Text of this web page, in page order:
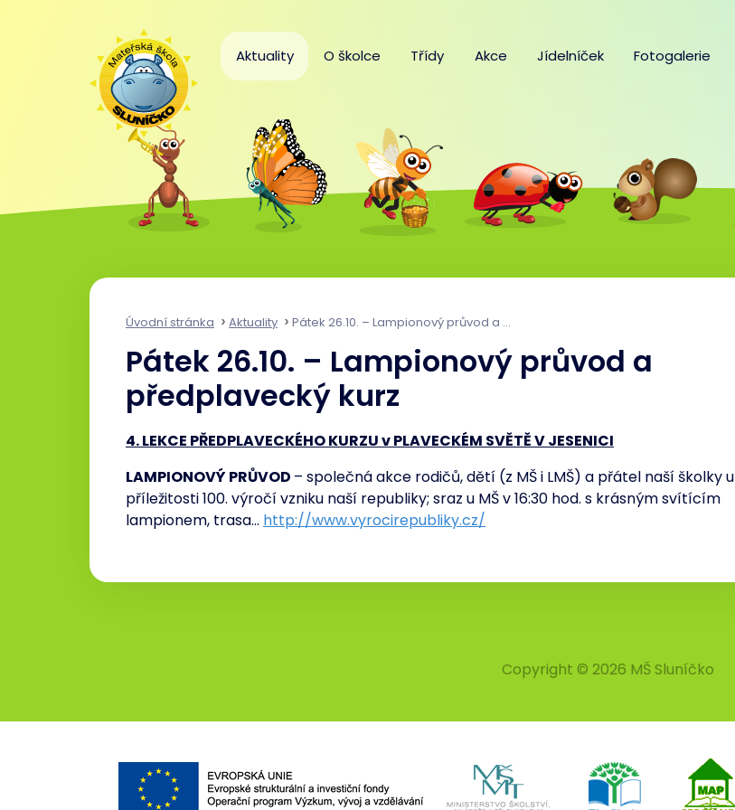
Aktuality O školce Třídy Akce Jídelníček Fotogalerie
Úvodní stránka Aktuality Pátek 26.10. – Lampionový průvod a předplavecký kurz
Pátek 26.10. – Lampionový průvod a
předplavecký kurz
4. LEKCE PŘEDPLAVECKÉHO KURZU v PLAVECKÉM SVĚTĚ V JESENICI
LAMPIONOVÝ PRŮVOD – společná akce rodičů, dětí (z MŠ i LMŠ) a přátel naší školky u
příležitosti 100. výročí vzniku naší republiky; sraz u MŠ v 16:30 hod. s krásným svítícím
lampionem, trasa… http://www.vyrocirepubliky.cz/
Copyright © 2026 MŠ Sluníčko